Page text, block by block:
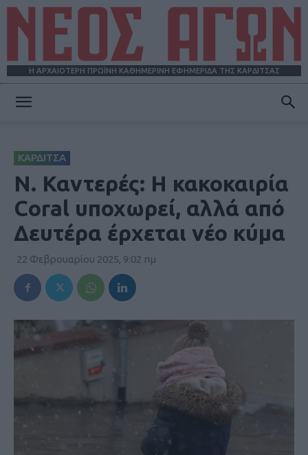
Η ΑΡΧΑΙΟΤΕΡΗ ΠΡΩΪΝΗ ΚΑΘΗΜΕΡΙΝΗ ΕΦΗΜΕΡΙΔΑ ΤΗΣ ΚΑΡΔΙΤΣΑΣ
ΚΑΡΔΙΤΣΑ
Ν. Καντερές: Η κακοκαιρία
Coral υποχωρεί, αλλά από
Δευτέρα έρχεται νέο κύμα
22 Φεβρουαρίου 2025, 9:02 πμ